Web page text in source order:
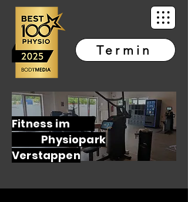
Termin
Fitness im
Physiopark
Verstappen